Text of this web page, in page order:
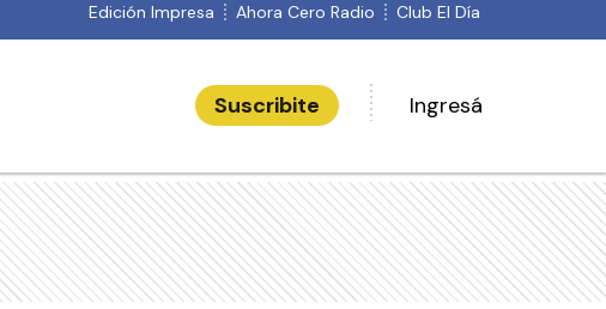
Edición Impresa Ahora Cero Radio Club El Día
Suscribite Ingresá